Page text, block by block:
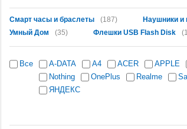
Смарт часы и браслеты (187) Наушники и
Умный Дом
(35) Флешки USB Flash Disk
Все A-DATA A4 ACER APPLE
Nothing
OnePlus Realme
ЯНДЕКС